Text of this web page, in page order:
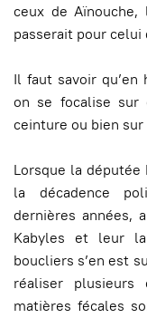
ceux de
passerait pour celui
Il faut savoir
on se focalise
ceinture ou bien
Lorsque la
la décadence
dernières années,
Kabyles et leur
boucliers s’en est
réaliser
matières fécales